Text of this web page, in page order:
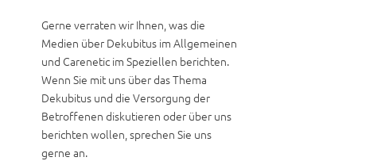
Gerne verraten wir Ihnen, was die
Medien über Dekubitus im Allgemeinen
und Carenetic im Speziellen berichten.
Wenn Sie mit uns über das Thema
Dekubitus und die Versorgung der
Betroffenen diskutieren oder über uns
berichten wollen, sprechen Sie uns
gerne an.